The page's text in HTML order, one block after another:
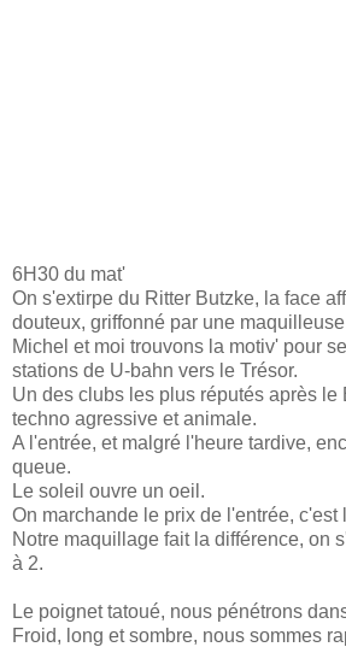
6H30 du mat'
On s'extirpe du Ritter Butzke, la face
douteux, griffonné par une
Michel et moi trouvons la motiv' pour
stations de U-bahn vers le Trésor.
Un des clubs les plus réputés après le
techno agressive et animale.
A l'entrée, et malgré l'heure tardive,
queue.
Le soleil ouvre un oeil.
On marchande le prix de l'entrée, c'est
Notre maquillage fait la différence, on
à 2.
Le poignet tatoué, nous pénétrons
Froid, long et sombre, nous sommes